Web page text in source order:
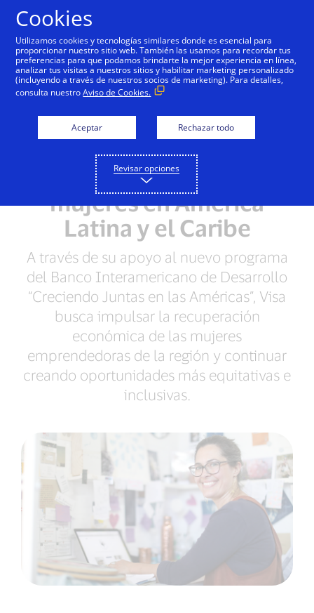
IMPACTO GLOBAL
Visa reafirma su
compromiso con el
empoderamiento
económico de las
mujeres en América
Latina y el Caribe
A través de su apoyo al nuevo programa
del Banco Interamericano de Desarrollo
“Creciendo Juntas en las Américas”, Visa
busca impulsar la recuperación
económica de las mujeres
emprendedoras de la región y continuar
creando oportunidades más equitativas e
inclusivas.
Cookies
Utilizamos cookies y tecnologías similares donde es esencial para
proporcionar nuestro sitio web. También las usamos para recordar tus
preferencias para que podamos brindarte la mejor experiencia en línea,
analizar tus visitas a nuestros sitios y habilitar marketing personalizado
(incluyendo a través de nuestros socios de marketing). Para detalles,
consulta nuestroAviso de Cookies.
Aceptar Rechazar todo
Revisar opciones